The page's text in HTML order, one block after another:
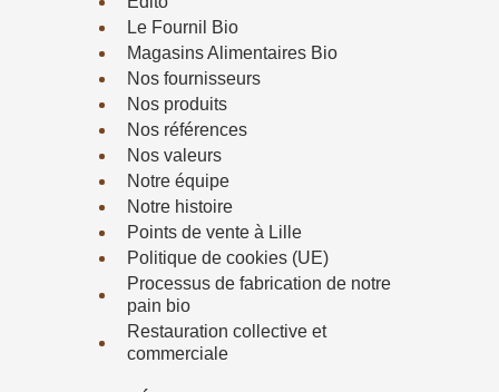
Le Fournil Bio
Magasins Alimentaires Bio
Nos fournisseurs
Nos produits
Nos références
Nos valeurs
Notre équipe
Notre histoire
Points de vente à Lille
Politique de cookies (UE)
Processus de fabrication de notre
pain bio
Restauration collective et
commerciale